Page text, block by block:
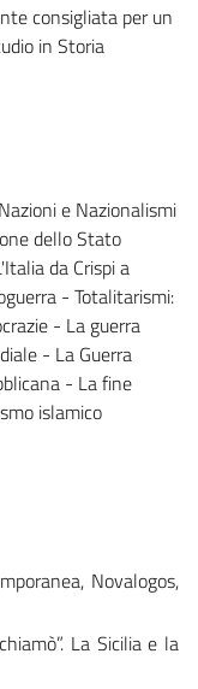
consigliata per un
in Storia
e Nazionalismi
dello Stato
da Crispi a
- Totalitarismi:
- La guerra
- La Guerra
- La fine
islamico
Novalogos,
La Sicilia e la